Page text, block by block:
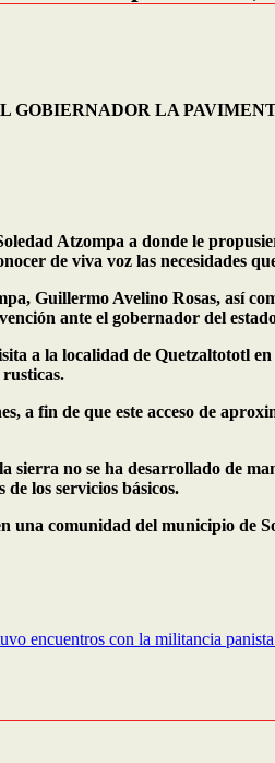
LA
Atzompa a donde le
de viva voz las necesidades
Guillermo Avelino Rosas, así
ante el gobernador del
a la localidad de Quetzaltototl
fin de que este acceso de
sierra no se ha desarrollado de
los servicios básicos.
una comunidad del municipio de
encuentros con la militancia